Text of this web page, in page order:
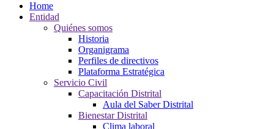
Home
Entidad
Quiénes somos
Historia
Organigrama
Perfiles de directivos
Plataforma Estratégica
Servicio Civil
Capacitación Distrital
Aula del Saber Distrital
Bienestar Distrital
Clima laboral